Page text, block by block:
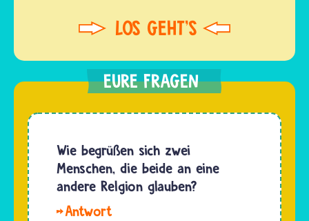
Wie begrüßen sich zwei
Menschen, die beide an eine
andere Relgion glauben?